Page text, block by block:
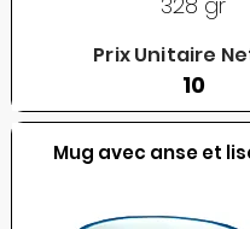
Prix Unitaire
10
Mug avec anse et